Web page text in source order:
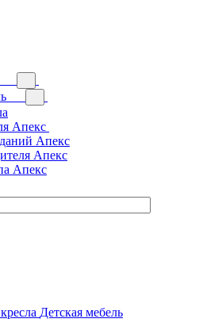
Апекс
Апекс
Апекс
Апекс
Детская мебель